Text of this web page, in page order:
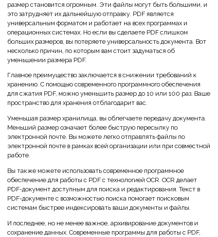
размер становится огромным. Эти файлы могут быть большими, и
это затрудняет их дальнейшую отправку. PDF является
универсальным форматом и работает на всех программах и
операционных системах. Но если вы сделаете PDF слишком
больших размеров, вы потеряете универсальность документа. Вот
несколько причин, по которым вам стоит задуматься об
уменьшении размера PDF.
Главное преимущество заключается в снижении требований к
хранению. С помощью современного программного обеспечения
для сжатия PDF, можно уменьшить размер до 10 или 100 раз. Ваше
пространство для хранения отблагодарит вас.
Уменьшая размер хранилища, вы облегчаете передачу документа.
Меньший размер означает более быструю пересылку по
электронной почте. Вы можете легко отправлять файлы по
электронной почте в рамках всей организации или при совместной
работе.
Вы также можете использовать современное программное
обеспечение для работы с PDF с технологией OCR. OCR делает
PDF-документ доступным для поиска и редактирования. Текст в
PDF-документе с возможностью поиска помогает поисковым
системам быстрее индексировать ваши документы и файлы.
И последнее, но не менее важное, архивирование документов и
сохранение данных. Современные программы для работы с PDF,